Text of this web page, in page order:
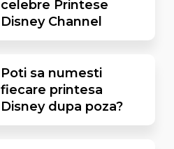
celebre Printese
Disney Channel
Poti sa numesti
fiecare printesa
Disney dupa poza?